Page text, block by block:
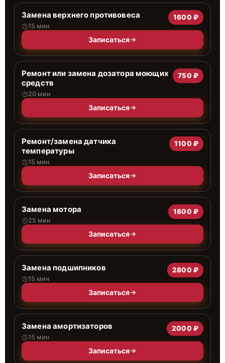
Замена верхнего противовеса
15 мин
1600 ₽
Записаться
Ремонт или замена дозатора моющих
средств
20 мин
750 ₽
Записаться
Ремонт/замена датчика
температуры
15 мин
1100 ₽
Записаться
Замена мотора
25 мин
1800 ₽
Записаться
Замена подшипников
15 мин
2800 ₽
Записаться
Замена амортизаторов
15 мин
2000 ₽
Записаться